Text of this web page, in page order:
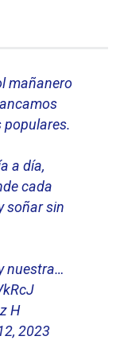
mañanero
populares.
a día,
cada
soñar sin
nuestra…
H
2023